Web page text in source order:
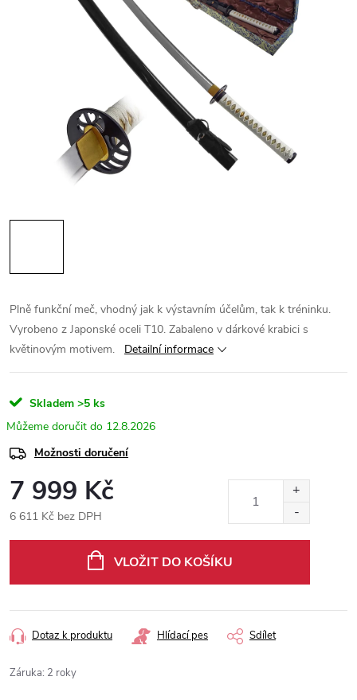
Plně funkční meč, vhodný jak k výstavním účelům, tak k tréninku.
Vyrobeno z Japonské oceli T10. Zabaleno v dárkové krabici s
květinovým motivem.
Detailní informace
Skladem >5 ks
12.8.2026
Možnosti doručení
7 999 Kč
6 611 Kč bez DPH
VLOŽIT DO KOŠÍKU
Dotaz k produktu Hlídací pes Sdílet
Záruka: 2 roky